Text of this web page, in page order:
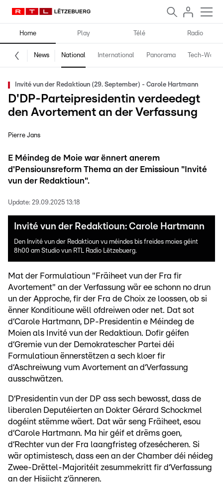
Home Play Télé Radio
News National International Panorama Tech-World
Invité vun der Redaktioun (29. September) - Carole Hartmann
D'DP-Parteipresidentin verdeedegt
den Avortement an der Verfassung
Pierre Jans
E Méindeg de Moie war ënnert anerem
d'Pensiounsreform Thema an der Emissioun "Invité
vun der Redaktioun".
Update: 29.09.2025 13:18
Invité vun der Redaktioun: Carole Hartmann
Den Invité vun der Redaktioun vu méindes bis freides moies géint
8h00 am Studio vun RTL Radio Lëtzebuerg.
Mat der Formulatioun "Fräiheet vun der Fra fir
Avortement" an der Verfassung wär ee schonn no drun
un der Approche, fir der Fra de Choix ze loossen, ob si
ënner Konditioune wëll ofdreiwen oder net. Dat sot
d‘Carole Hartmann, DP-Presidentin e Méindeg de
Moien als Invité vun der Redaktioun. Dofir géifen
d‘Gremie vun der Demokratescher Partei déi
Formulatioun ënnerstëtzen a sech kloer fir
d‘Aschreiwung vum Avortement an d‘Verfassung
ausschwätzen.
D‘Presidentin vun der DP ass sech bewosst, dass de
liberalen Deputéierten an Dokter Gérard Schockmel
dogéint stëmme wäert. Dat wär seng Fräiheet, esou
d‘Carole Hartmann. Ma hir géif et drëms goen,
d‘Rechter vun der Fra laangfristeg ofzesécheren. Si
wär optimistesch, dass een an der Chamber déi néideg
Zwee-Drëttel-Majoritéit zesummekritt fir d‘Verfassung
an der Hisiicht z‘änneren.